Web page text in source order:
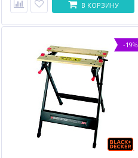
В КОРЗИНУ
-19%